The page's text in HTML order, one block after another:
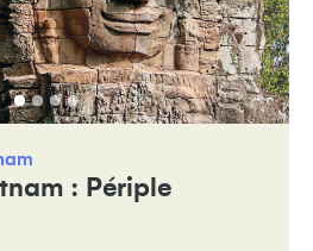
: Périple